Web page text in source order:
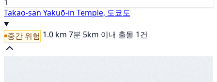
Takao-san Yakuō-in Temple, 도쿄도
중간 위험 1.0 km 7분 5km 이내 출몰 1건